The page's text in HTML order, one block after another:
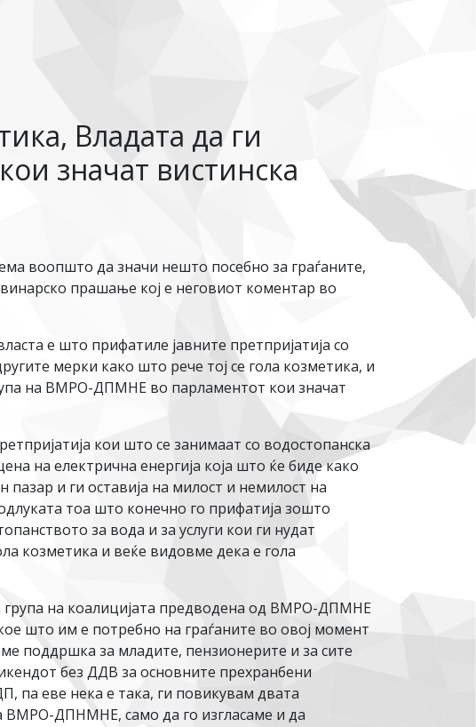
Владата да ги
значат вистинска
воопшто да значи нешто посебно за граѓаните,
прашање кој е неговиот коментар во
е што прифатиле јавните претпријатија со
мерки како што рече тој се гола козметика, и
на ВМРО-ДПМНЕ во парламентот кои значат
кои што се занимаат со водостопанска
на електрична енергија која што ќе биде како
пазар и ги оставија на милост и немилост на
тоа што конечно го прифатија зошто
за вода и за услуги кои ги нудат
козметика и веќе видовме дека е гола
на коалицијата предводена од ВМРО-ДПМНЕ
што им е потребно на граѓаните во овој момент
поддршка за младите, пензионерите и за сите
без ДДВ за основните прехранбени
па еве нека е така, ги повикувам двата
ВМРО-ДПНМНЕ, само да го изгласаме и да